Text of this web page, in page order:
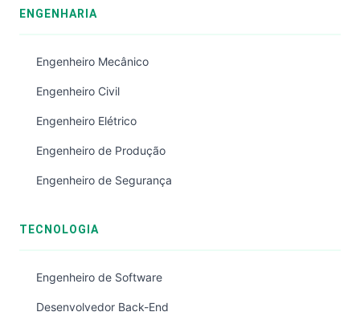
ENGENHARIA
Engenheiro Mecânico
Engenheiro Civil
Engenheiro Elétrico
Engenheiro de Produção
Engenheiro de Segurança
TECNOLOGIA
Engenheiro de Software
Desenvolvedor Back-End